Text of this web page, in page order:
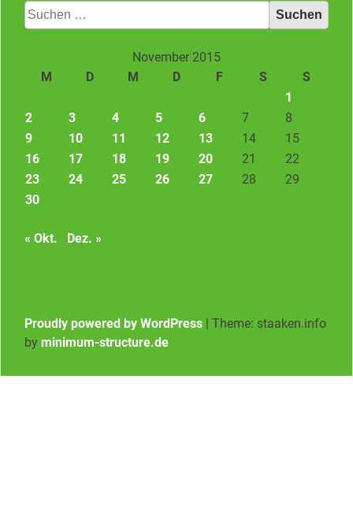
Suchen
nach:
November 2015
M
D M D F S
S
1
2
3 4 5 6 7
8
9
10 11 12 13 14
15
16
17 18 19 20 21
22
23
24 25 26 27 28
29
30
« Okt. Dez. »
Proudly powered by WordPress | Theme: staaken.info
by minimum-structure.de